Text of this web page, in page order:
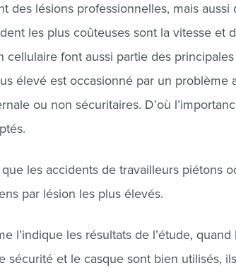
des lésions professionnelles, mais
les plus coûteuses sont la vitesse et
cellulaire font aussi partie des
élevé est occasionné par un
ou non sécuritaires. D’où
les accidents de travailleurs piétons
par lésion les plus élevés.
l’indique les résultats de l’étude,
sécurité et le casque sont bien utilisés,